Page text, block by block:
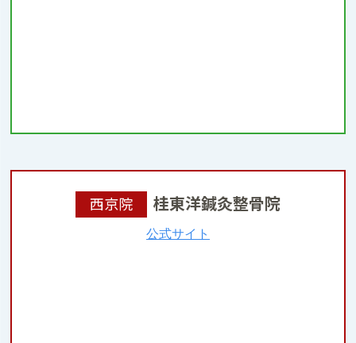
西京院 桂東洋鍼灸整骨院
公式サイト